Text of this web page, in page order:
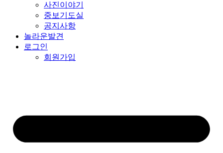
사진이야기
중보기도실
공지사항
놀라운발견
로그인
회원가입